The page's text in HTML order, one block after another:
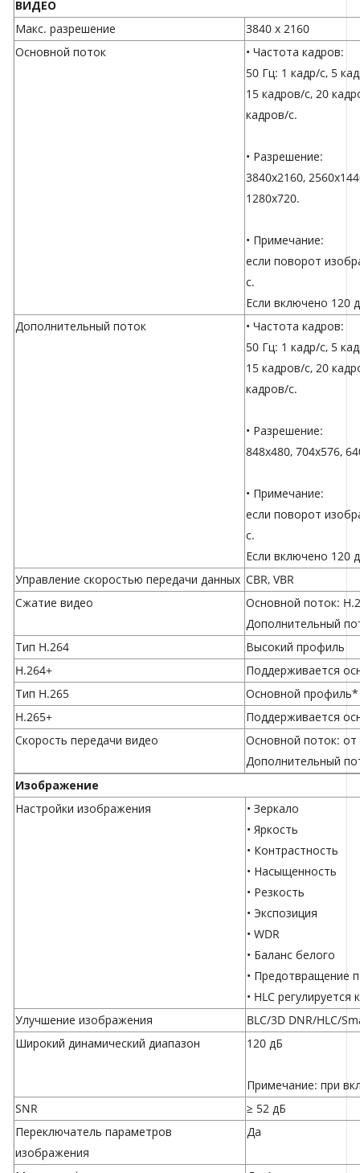
ВИДЕО
Макс. разрешение
3840 х 2160
Основной поток
• Частота кадров:
50 Гц: 1 кадр/с, 5
15 кадров/с, 20
кадров/с.
• Разрешение:
3840x2160,
1280x720.
• Примечание:
если поворот
с.
Если включено 120
Дополнительный поток
• Частота кадров:
50 Гц: 1 кадр/с, 5
15 кадров/с, 20
кадров/с.
• Разрешение:
848x480, 704x576,
• Примечание:
если поворот
с.
Если включено 120
Управление скоростью передачи данных CBR, VBR
Сжатие видео
Основной поток:
Дополнительный
Тип H.264
Высокий профиль
H.264+
Поддерживается
Тип H.265
Основной профиль*
H.265+
Поддерживается
Скорость передачи видео
Основной поток:
Дополнительный
Изображение
Настройки изображения
• Зеркало
• Яркость
• Контрастность
• Насыщенность
• Резкость
• Экспозиция
• WDR
• Баланс белого
• Предотвращение
• HLC
Улучшение изображения
BLC/3D DNR/HLC/
Широкий динамический диапазон
120 дБ
Примечание: при
SNR
≥ 52 дБ
Переключатель параметров
изображения
Да